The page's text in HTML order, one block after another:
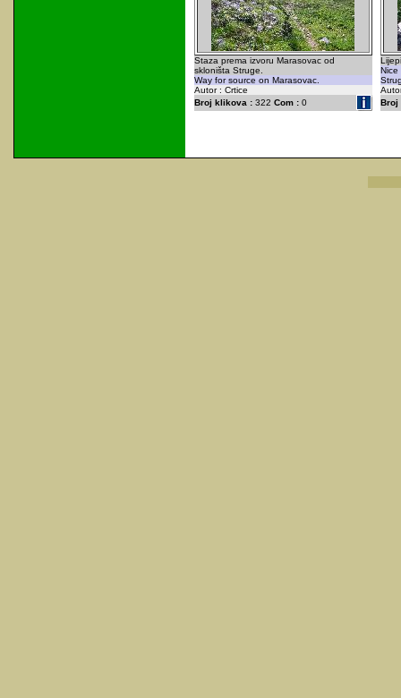
Staza prema izvoru Marasovac od
skloništa Struge.
Way for source on Marasovac.
Autor : Crtice
Broj klikova :322 Com :0
Nice
Broj